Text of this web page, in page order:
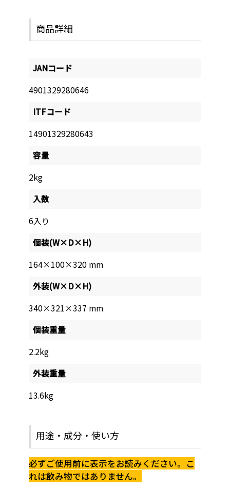
商品詳細
JANコード
4901329280646
ITFコード
14901329280643
容量
2kg
入数
6入り
個装(W×D×H)
164×100×320 mm
外装(W×D×H)
340×321×337 mm
個装重量
2.2kg
外装重量
13.6kg
用途・成分・使い方
必ずご使用前に表示をお読みください。こ
れは飲み物ではありません。